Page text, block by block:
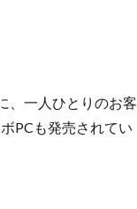
、一人ひとりのお客
PCも発売されてい